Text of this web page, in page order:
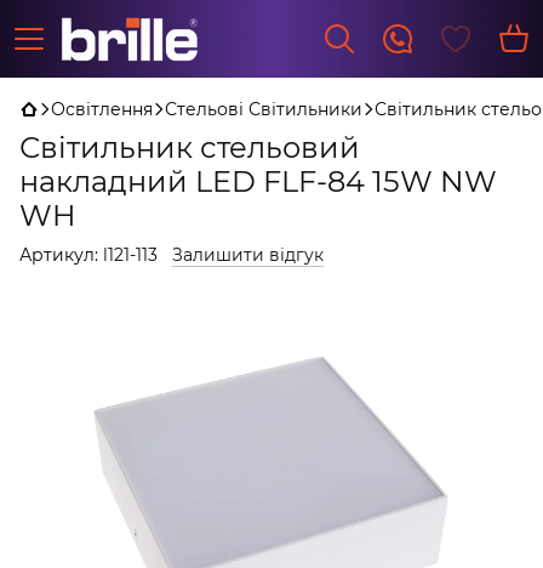
Освітлення Стельові Світильники Світильник
Світильник стельовий
накладний LED FLF-84 15W NW
WH
Артикул: l121-113 Залишити відгук